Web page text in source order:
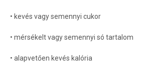
• kevés vagy semennyi cukor
• mérsékelt vagy semennyi só tartalom
• alapvetően kevés kalória